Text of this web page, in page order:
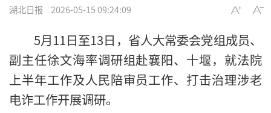
湖北日报 2026-05-15 09:24:09
5月11日至13日，省人大常委会党组成员、
副主任徐文海率调研组赴襄阳、十堰，就法院
上半年工作及人民陪审员工作、打击治理涉老
电诈工作开展调研。